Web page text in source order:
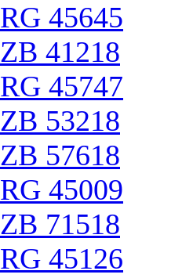
RG 45645
ZB 41218
RG 45747
ZB 53218
ZB 57618
RG 45009
ZB 71518
RG 45126